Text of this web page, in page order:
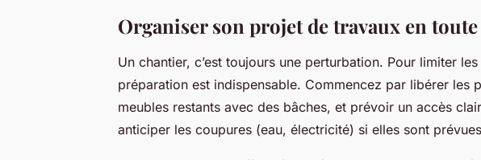
Organiser son projet de travaux en
Un chantier, c’est toujours une perturbation. Pour limiter
préparation est indispensable. Commencez par libérer les
meubles restants avec des bâches, et prévoir un accès
anticiper les coupures (eau, électricité) si elles sont